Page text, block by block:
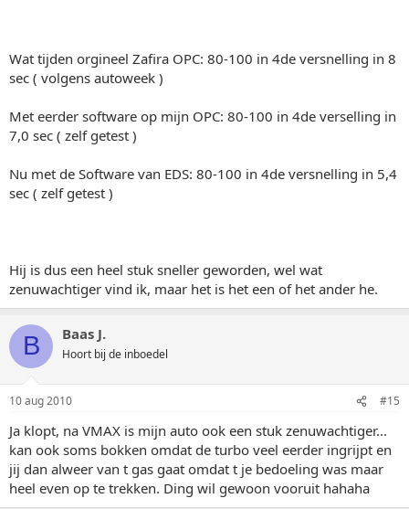
Wat tijden orgineel Zafira OPC: 80-100 in 4de versnelling in 8
sec ( volgens autoweek )
Met eerder software op mijn OPC: 80-100 in 4de verselling in
7,0 sec ( zelf getest )
Nu met de Software van EDS: 80-100 in 4de versnelling in 5,4
sec ( zelf getest )
Hij is dus een heel stuk sneller geworden, wel wat
zenuwachtiger vind ik, maar het is het een of het ander he.
B Baas J.
Hoort bij de inboedel
10 aug 2010 #15
Ja klopt, na VMAX is mijn auto ook een stuk zenuwachtiger...
kan ook soms bokken omdat de turbo veel eerder ingrijpt en
jij dan alweer van t gas gaat omdat t je bedoeling was maar
heel even op te trekken. Ding wil gewoon vooruit hahaha